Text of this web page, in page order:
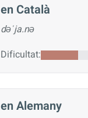
en Català
dəˈja.nə
Dificultat:
en Alemany